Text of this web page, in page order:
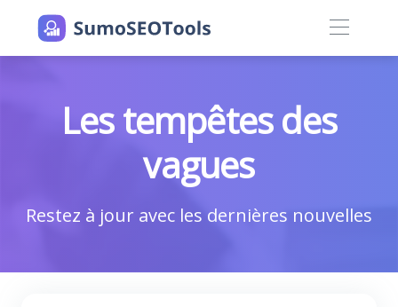
Les tempêtes des
vagues
Restez à jour avec les dernières nouvelles